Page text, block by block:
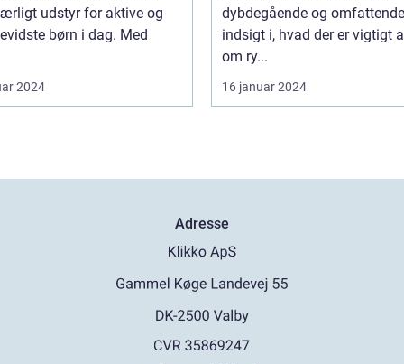
udstyr for aktive og
børn i dag. Med
2024
dybdegående og omfattende
indsigt i, hvad der er vigtigt
om ry...
16 januar 2024
Adresse